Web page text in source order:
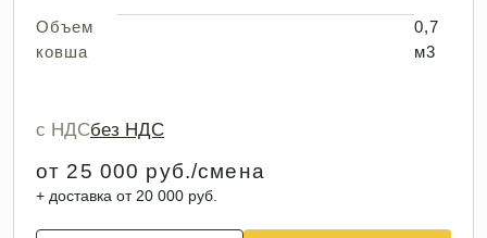
Объем
ковша
0,7
м3
с НДСбез НДС
от 25 000 руб./смена
+ доставка от 20 000 руб.